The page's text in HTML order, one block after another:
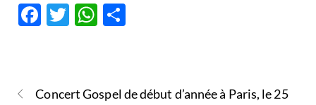
F
b
T
er
W
g
Concert Gospel de début d’année à Paris, le 25